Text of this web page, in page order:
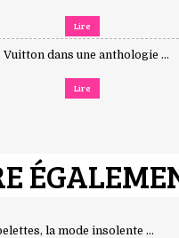
Lire
Vuitton dans une anthologie ...
Lire
la mode insolente ...